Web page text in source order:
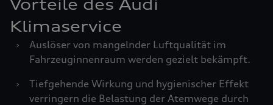
Vorteile des Audi
Klimaservice
›
Auslöser von mangelnder Luftqualität im
Fahrzeuginnenraum werden gezielt bekämpft.
›
Tiefgehende Wirkung und hygienischer Effekt
verringern die Belastung der Atemwege durch